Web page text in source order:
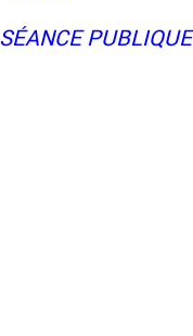
SÉANCE PUBLIQUE